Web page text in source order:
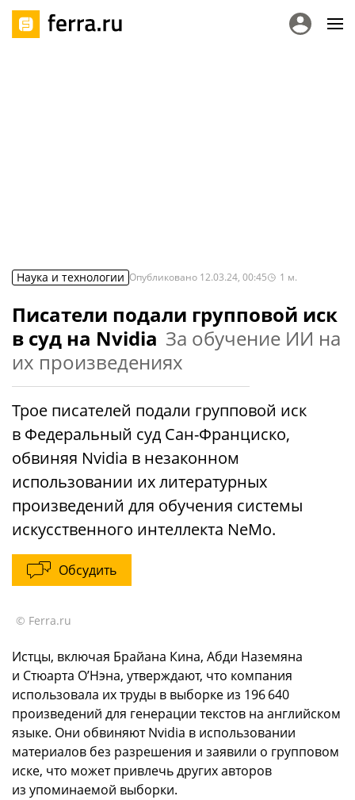
Наука и технологии Опубликовано 12.03.24, 00:45 1 м.
Писатели подали групповой иск
в суд на Nvidia За обучение ИИ на
их произведениях
Трое писателей подали групповой иск
в Федеральный суд Сан-Франциско,
обвиняя Nvidia в незаконном
использовании их литературных
произведений для обучения системы
искусственного интеллекта NeMo.
Обсудить
© Ferra.ru
Истцы, включая Брайана Кина, Абди Наземяна
и Стюарта О’Нэна, утверждают, что компания
использовала их труды в выборке из 196 640
произведений для генерации текстов на английском
языке. Они обвиняют Nvidia в использовании
материалов без разрешения и заявили о групповом
иске, что может привлечь других авторов
из упоминаемой выборки.